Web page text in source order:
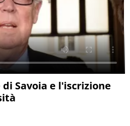
Savoia e l'iscrizione